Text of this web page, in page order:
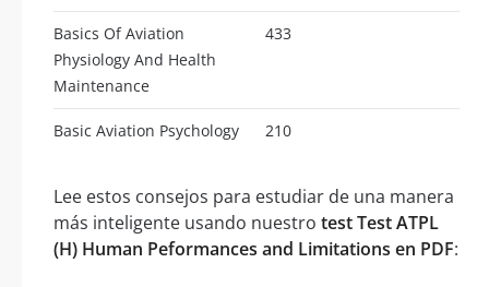
Basics Of Aviation
Physiology And Health
Maintenance
433
Basic Aviation Psychology 210
Lee estos consejos para estudiar de una manera
más inteligente usando nuestro test Test ATPL
(H) Human Peformances and Limitations en PDF: